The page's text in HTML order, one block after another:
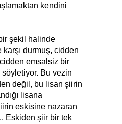
kendini
şekil halinde
durmuş, cidden
emsalsiz bir
Bu vezin
değil, bu lisan şiirin
lisana
eskisine nazaran
Eskiden şiir bir tek